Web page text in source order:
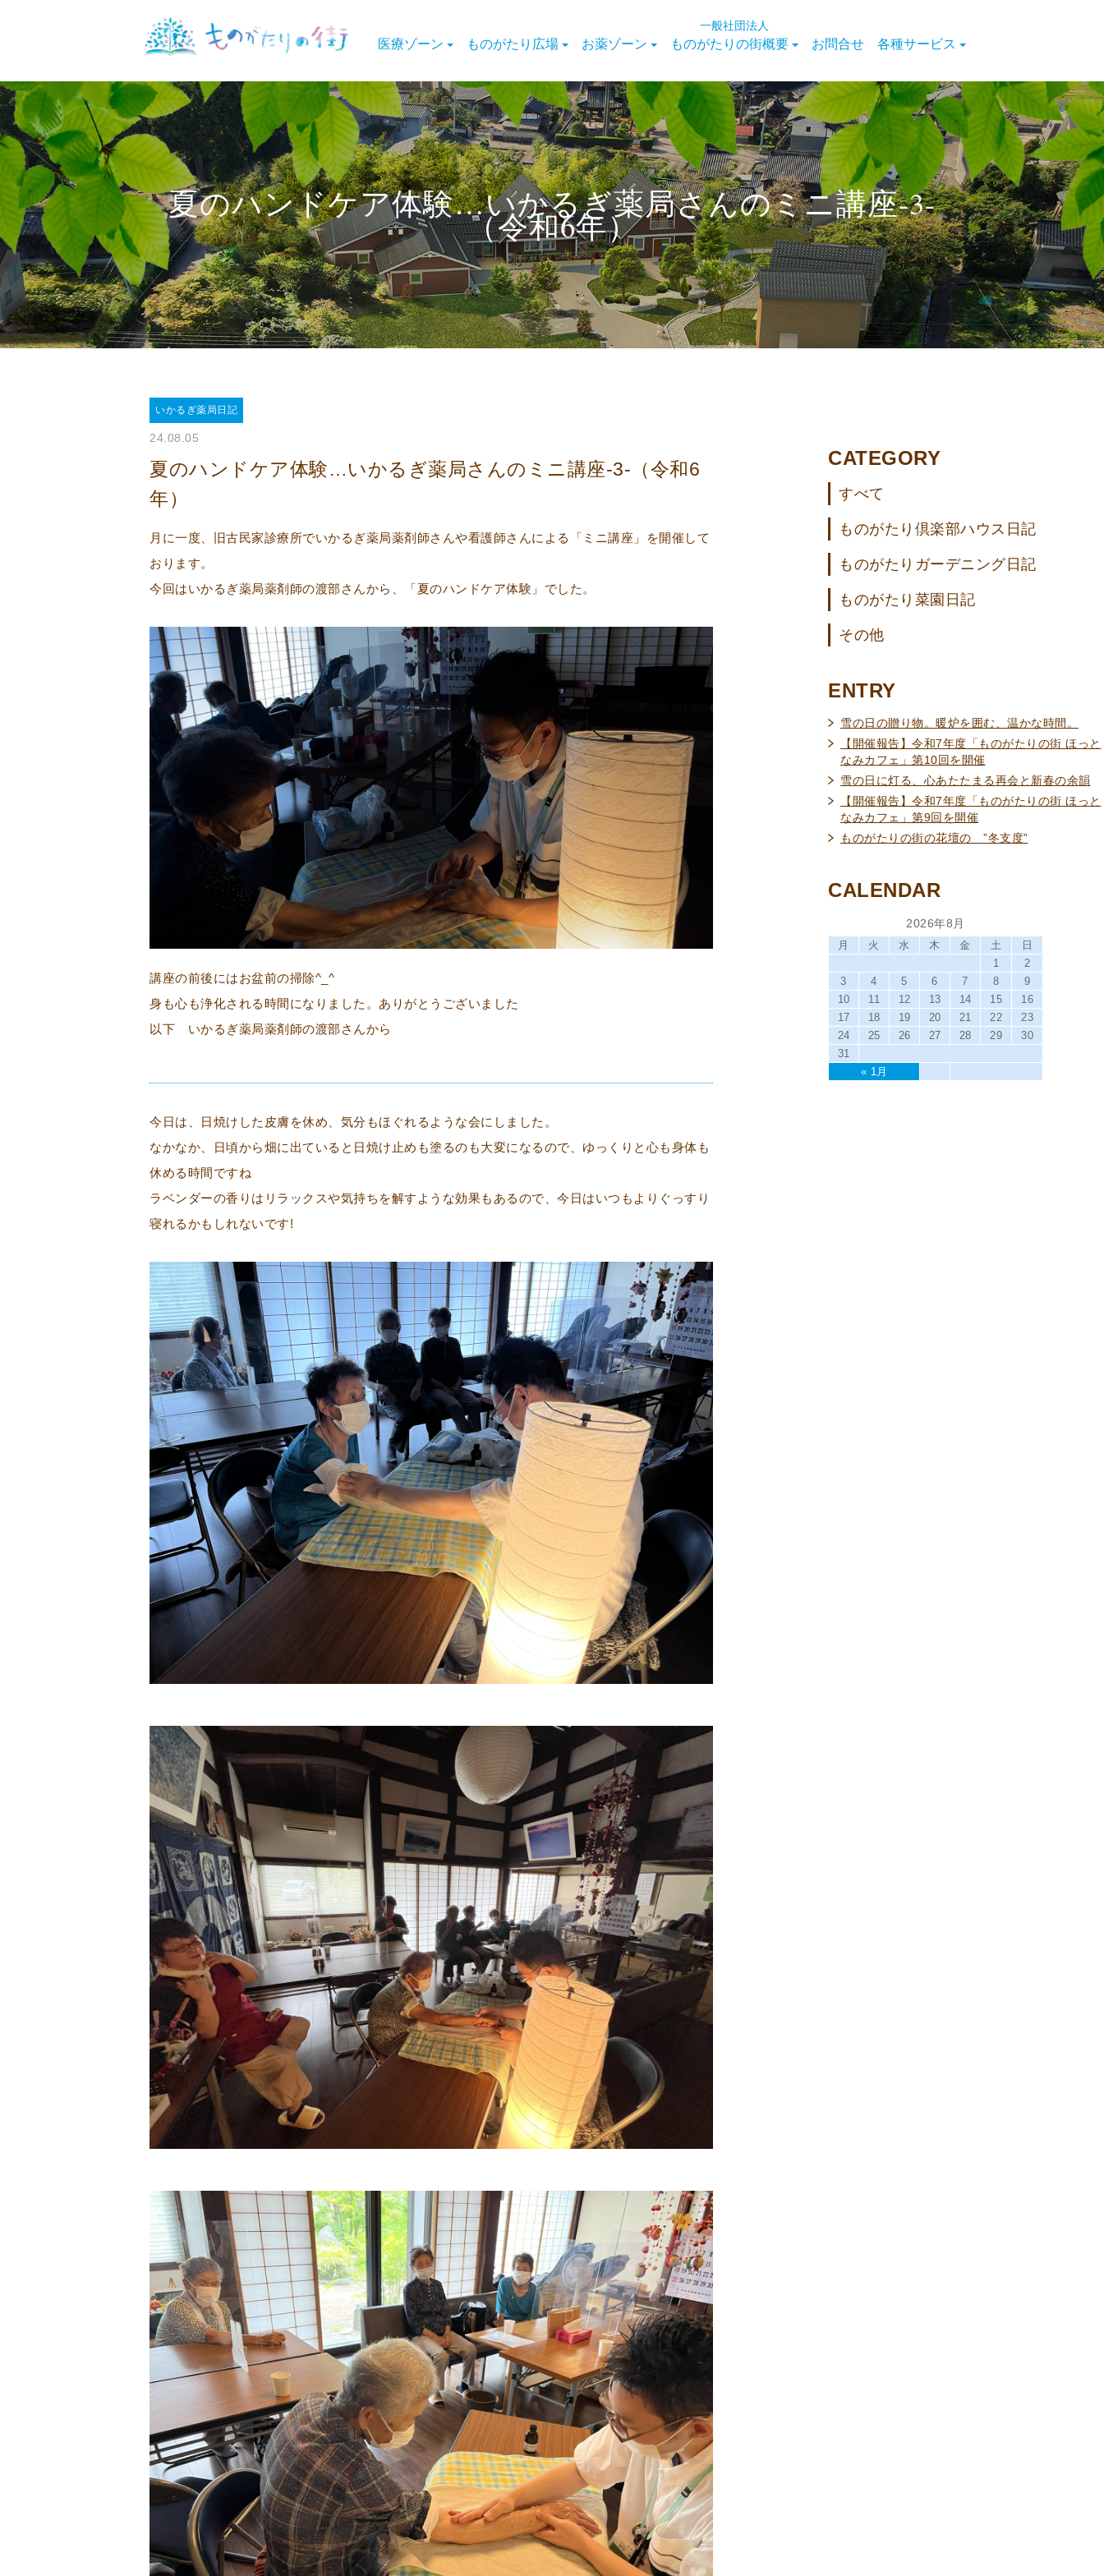
医療ゾーン ものがたり広場 お薬ゾーン
一般社団法人
ものがたりの街概要 お問合せ 各種サービス
夏のハンドケア体験…いかるぎ薬局さんのミニ講座-3-
（令和6年）
いかるぎ薬局日記
24.08.05
夏のハンドケア体験…いかるぎ薬局さんのミニ講座-3-（令和6
年）
月に一度、旧古民家診療所でいかるぎ薬局薬剤師さんや看護師さんによる「ミニ講座」を開催して
おります。
今回はいかるぎ薬局薬剤師の渡部さんから、「夏のハンドケア体験」でした。
講座の前後にはお盆前の掃除^_^
身も心も浄化される時間になりました。ありがとうございました
以下 いかるぎ薬局薬剤師の渡部さんから
今日は、日焼けした皮膚を休め、気分もほぐれるような会にしました。
なかなか、日頃から畑に出ていると日焼け止めも塗るのも大変になるので、ゆっくりと心も身体も
休める時間ですね
ラベンダーの香りはリラックスや気持ちを解すような効果もあるので、今日はいつもよりぐっすり
寝れるかもしれないです!
CATEGORY
すべて
ものがたり倶楽部ハウス日記
ものがたりガーデニング日記
ものがたり菜園日記
その他
ENTRY
雪の日の贈り物。暖炉を囲む、温かな時間。
【開催報告】令和7年度「ものがたりの街 ほっと
なみカフェ」第10回を開催
雪の日に灯る、心あたたまる再会と新春の余韻
【開催報告】令和7年度「ものがたりの街 ほっと
なみカフェ」第9回を開催
ものがたりの街の花壇の ”冬支度”
CALENDAR
2026年8月
月 火 水 木 金 土 日
« 1月
1
2
3
4 5 6 7 8
9
10
11 12 13 14 15
16
17
18 19 20 21 22
23
24
25 26 27 28 29
30
31